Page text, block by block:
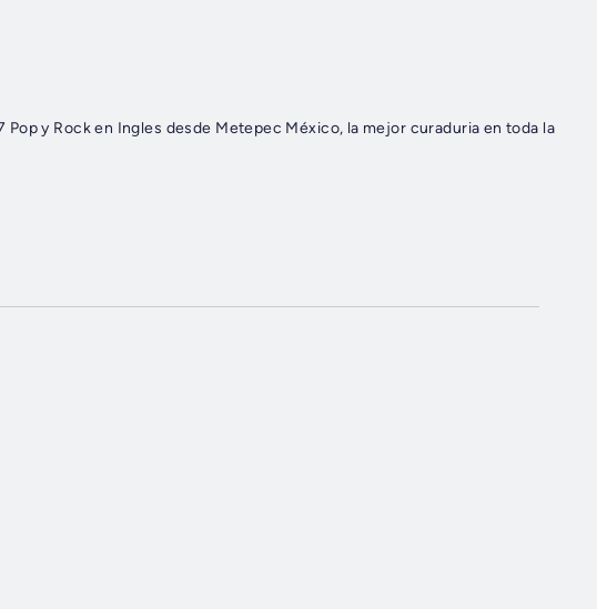
y Rock en Ingles desde Metepec México, la mejor curaduria en toda la